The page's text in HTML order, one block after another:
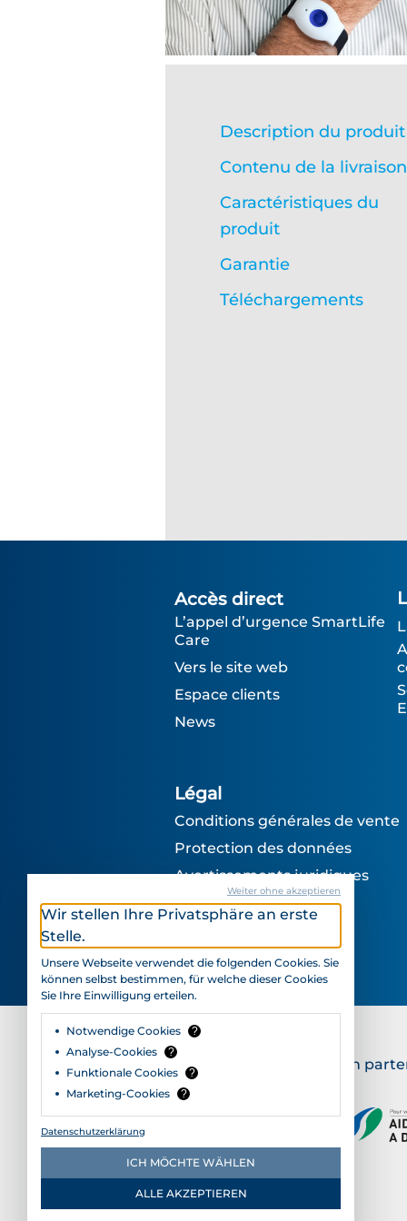
Description du produit
Contenu de la livraison
Caractéristiques du
produit
Garantie
Téléchargements
Accès direct
L’appel d’urgence SmartLife
Care
Vers le site web
Espace clients
News
Légal
Conditions générales de vente
Protection des données
Avertissements juridiques
Impressum
SmartLife Care SA est un
Weiter ohne akzeptieren
Wir stellen Ihre Privatsphäre an erste
Stelle.
Unsere Webseite verwendet die folgenden Cookies. Sie
können selbst bestimmen, für welche dieser Cookies
Sie Ihre Einwilligung erteilen.
Notwendige Cookies ?
Analyse-Cookies ?
Funktionale Cookies ?
Marketing-Cookies ?
Datenschutzerklärung
ICH MÖCHTE WÄHLEN
ALLE AKZEPTIEREN